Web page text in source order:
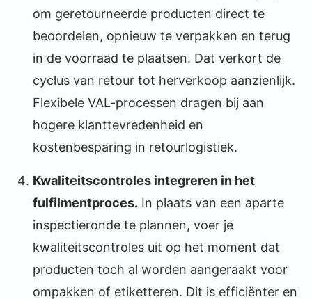
om geretourneerde producten direct te
beoordelen, opnieuw te verpakken en terug
in de voorraad te plaatsen. Dat verkort de
cyclus van retour tot herverkoop aanzienlijk.
Flexibele VAL-processen dragen bij aan
hogere klanttevredenheid en
kostenbesparing in retourlogistiek.
Kwaliteitscontroles integreren in het
fulfilmentproces. In plaats van een aparte
inspectieronde te plannen, voer je
kwaliteitscontroles uit op het moment dat
producten toch al worden aangeraakt voor
ompakken of etiketteren. Dit is efficiënter en